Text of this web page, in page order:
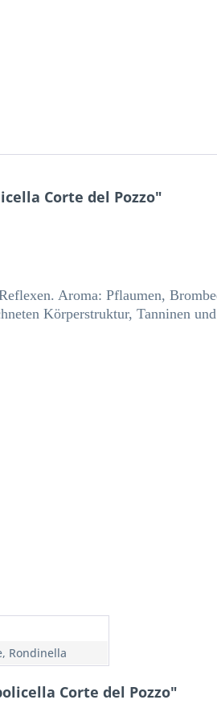
Corte del Pozzo"
Aroma: Pflaumen,
Körperstruktur, Tanninen
Rondinella
Corte del Pozzo"